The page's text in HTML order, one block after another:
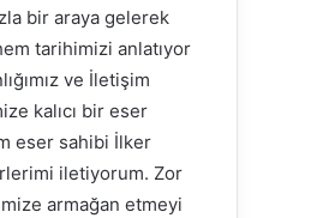
bir araya gelerek
tarihimizi anlatıyor
ve İletişim
kalıcı bir eser
eser sahibi İlker
iletiyorum. Zor
armağan etmeyi